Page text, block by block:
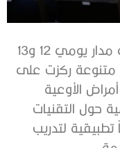
وتضمنت الورشة، التي عقدت على مدار يومي 12 و13
متنوعة ركزت على
الأوعية
حول التقنيات
تطبيقية لتدريب